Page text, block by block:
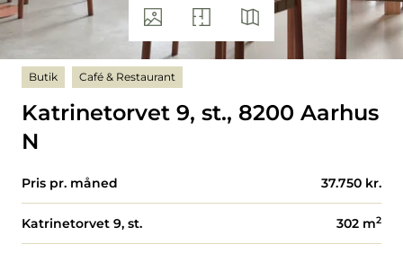
Butik Café & Restaurant
Katrinetorvet 9, st., 8200 Aarhus
N
Pris pr. måned 37.750 kr.
Katrinetorvet 9, st. 302 m2